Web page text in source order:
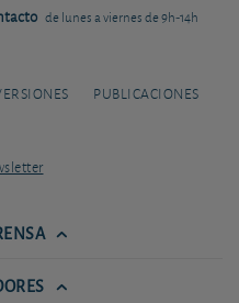
de lunes a viernes de 9h-14h
PUBLICACIONES